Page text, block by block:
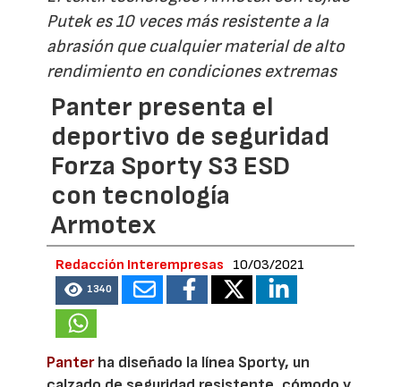
Putek es 10 veces más resistente a la
abrasión que cualquier material de alto
rendimiento en condiciones extremas
Panter presenta el
deportivo de seguridad
Forza Sporty S3 ESD
con tecnología
Armotex
Redacción Interempresas 10/03/2021
1340
Panterha diseñado la línea Sporty, un